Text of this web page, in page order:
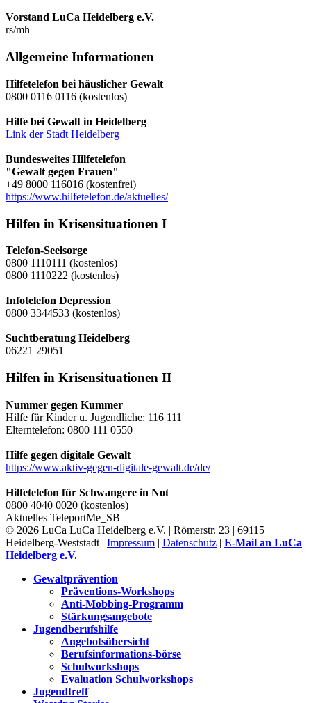
Vorstand LuCa Heidelberg e.V.
rs/mh
Allgemeine Informationen
Hilfetelefon bei häuslicher Gewalt
0800 0116 0116 (kostenlos)
Hilfe bei Gewalt in Heidelberg
Link der Stadt Heidelberg
Bundesweites Hilfetelefon
"Gewalt gegen Frauen"
+49 8000 116016 (kostenfrei)
https://www.hilfetelefon.de/aktuelles/
Hilfen in Krisensituationen I
Telefon-Seelsorge
0800 1110111 (kostenlos)
0800 1110222 (kostenlos)
Infotelefon Depression
0800 3344533 (kostenlos)
Suchtberatung Heidelberg
06221 29051
Hilfen in Krisensituationen II
Nummer gegen Kummer
Hilfe für Kinder u. Jugendliche: 116 111
Elterntelefon: 0800 111 0550
Hilfe gegen digitale Gewalt
https://www.aktiv-gegen-digitale-gewalt.de/de/
Hilfetelefon für Schwangere in Not
0800 4040 0020 (kostenlos)
Aktuelles TeleportMe_SB
© 2026 LuCa LuCa Heidelberg e.V. | Römerstr. 23 | 69115
Heidelberg-Weststadt | Impressum | Datenschutz | E-Mail an LuCa
Heidelberg e.V.
Gewaltprävention
Präventions-Workshops
Anti-Mobbing-Programm
Stärkungsangebote
Jugendberufshilfe
Angebotsübersicht
Berufsinformations-börse
Schulworkshops
Evaluation Schulworkshops
Jugendtreff